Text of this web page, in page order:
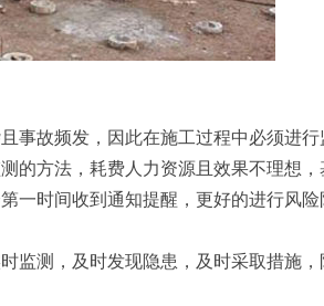
故频发，因此在施工过程中必须进行
的方法，耗费人力资源且效果不理想
一时间收到通知提醒，更好的进行风
测，及时发现隐患，及时采取措施，